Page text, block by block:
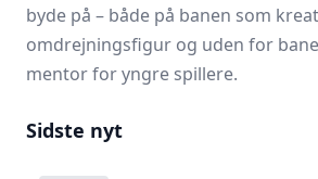
byde på – både på banen som
omdrejningsfigur og uden for
mentor for yngre spillere.
Sidste nyt